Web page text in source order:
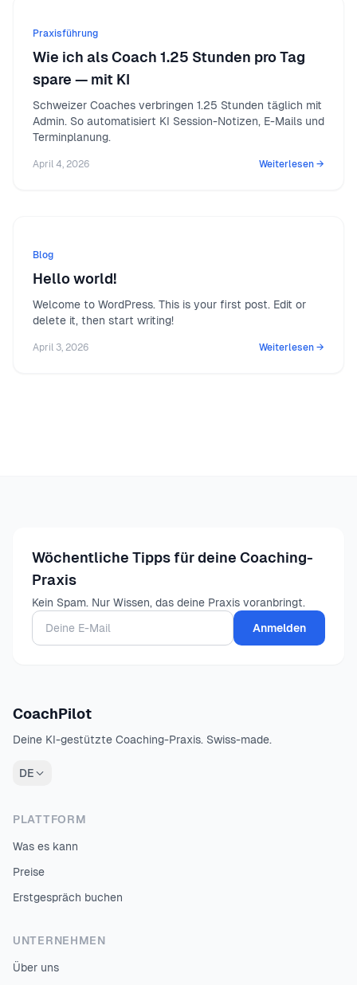
Praxisführung
Wie ich als Coach 1.25 Stunden pro Tag
spare — mit KI
Schweizer Coaches verbringen 1.25 Stunden täglich mit
Admin. So automatisiert KI Session-Notizen, E-Mails und
Terminplanung.
April 4, 2026 Weiterlesen →
Blog
Hello world!
Welcome to WordPress. This is your first post. Edit or
delete it, then start writing!
April 3, 2026 Weiterlesen →
Wöchentliche Tipps für deine Coaching-
Praxis
Kein Spam. Nur Wissen, das deine Praxis voranbringt.
Anmelden
CoachPilot
Deine KI-gestützte Coaching-Praxis. Swiss-made.
DE
PLATTFORM
Was es kann
Preise
Erstgespräch buchen
UNTERNEHMEN
Über uns